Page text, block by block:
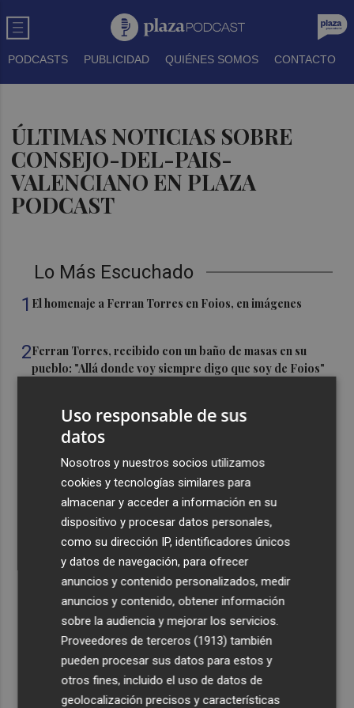
PODCASTS PUBLICIDAD QUIÉNES SOMOS CONTACTO
ÚLTIMAS NOTICIAS SOBRE
CONSEJO-DEL-PAIS-
VALENCIANO EN PLAZA
PODCAST
Lo Más Escuchado
1 El homenaje a Ferran Torres en Foios, en imágenes
2Ferran Torres, recibido con un baño de masas en su
pueblo: "Allá donde voy siempre digo que soy de Foios"
Las '200 vidas' que llevaron a Paco Rabal de Águilas a la
cima del cine: un documental recupera la voz y la mirada
del actor
Y también se hace de día para Buonanotte con su fichaje
por el Elche CF
Recibe toda la actualidad de
Plaza Podcast en tu correo
Quiero suscribirme
Uso responsable de sus
datos
Nosotros y nuestros socios utilizamos
cookies y tecnologías similares para
almacenar y acceder a información en su
dispositivo y procesar datos personales,
como su dirección IP, identificadores únicos
y datos de navegación, para ofrecer
anuncios y contenido personalizados, medir
anuncios y contenido, obtener información
sobre la audiencia y mejorar los servicios.
Proveedores de terceros (1913) también
pueden procesar sus datos para estos y
otros fines, incluido el uso de datos de
geolocalización precisos y características